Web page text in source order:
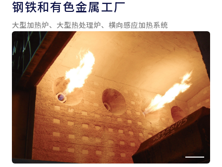
钢铁和有色金属工厂
大型加热炉、大型热处理炉、横向感应加热系统